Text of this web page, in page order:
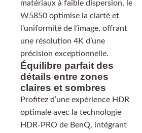
matériaux à faible dispersion, le
W5850 optimise la clarté et
l’uniformité de l’image, offrant
une résolution 4K d’une
précision exceptionnelle.
Équilibre parfait des
détails entre zones
claires et sombres
Profitez d’une expérience HDR
optimale avec la technologie
HDR-PRO de BenQ, intégrant